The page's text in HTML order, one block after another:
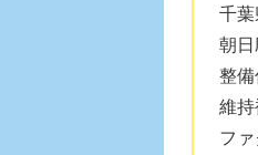
千葉
朝日
整
維
フ